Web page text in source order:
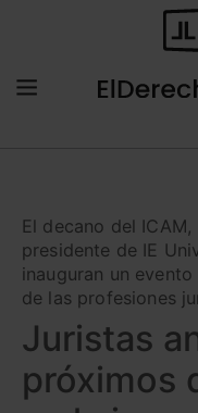
El decano del
presidente de IE
inauguran un
de las profesiones
Juristas
próximos